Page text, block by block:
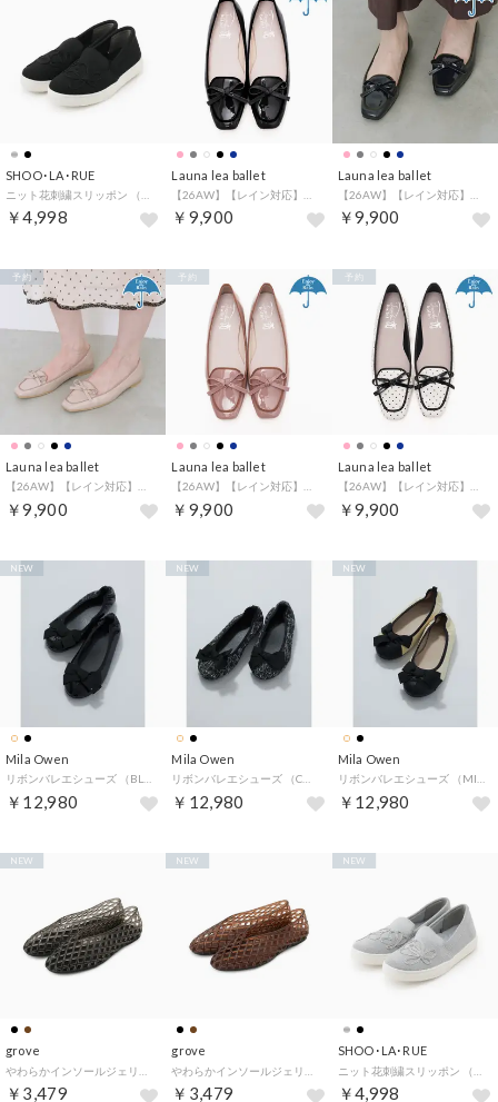
SHOO･LA･RUE
￥4,998
Launa lea ballet
￥9,900
Launa lea ballet
￥9,900
Launa lea ballet
【26AW】【レイン対応】スクエアトゥバレエローファー(RB8401A) （グレージュE）
￥9,900
予約
Launa lea ballet
【26AW】【レイン対応】スクエアトゥバレエローファー(RB8401A) （モーブE/C）
￥9,900
予約
Launa lea ballet
【26AW】【レイン対応】スクエアトゥバレエローファー(RB8401A) （アイボリーE/C）
￥9,900
予約
Mila Owen
￥12,980
NEW
Mila Owen
￥12,980
NEW
Mila Owen
￥12,980
NEW
grove
￥3,479
NEW
grove
￥3,479
NEW
SHOO･LA･RUE
￥4,998
NEW